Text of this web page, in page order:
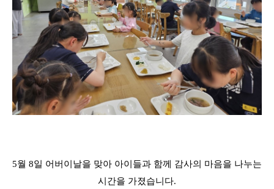
5월 8일 어버이날을 맞아 아이들과 함께 감사의 마음을 나누는
시간을 가졌습니다.